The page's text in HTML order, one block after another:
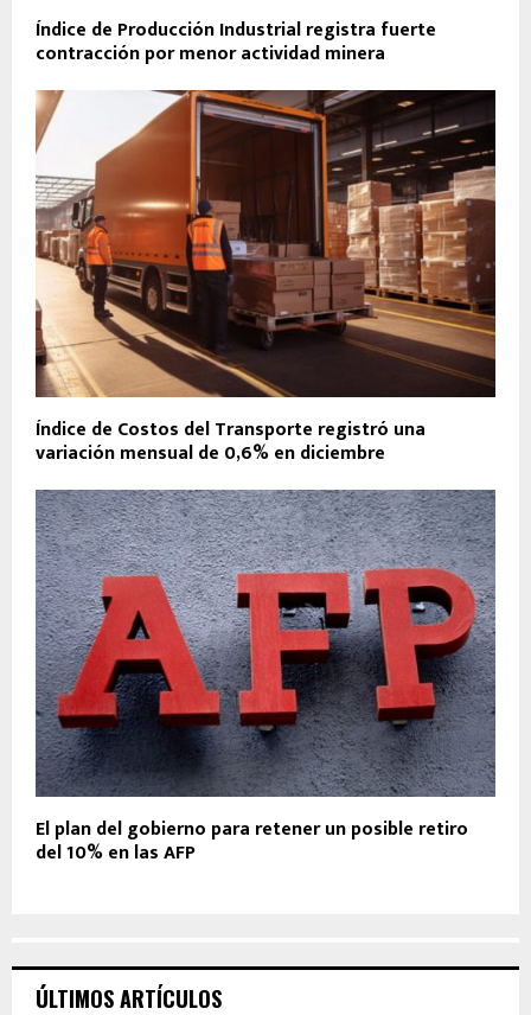
Índice de Producción Industrial registra fuerte
contracción por menor actividad minera
Índice de Costos del Transporte registró una
variación mensual de 0,6% en diciembre
El plan del gobierno para retener un posible retiro
del 10% en las AFP
ÚLTIMOS ARTÍCULOS